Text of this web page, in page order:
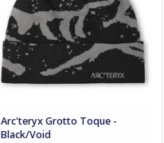
Arc'teryx Grotto Toque -
Black/Void